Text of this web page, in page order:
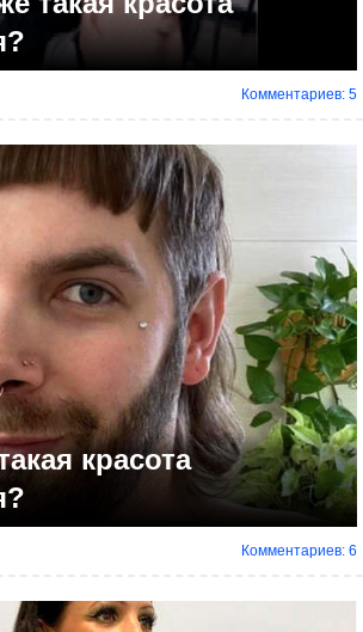
Комментариев: 5
красота
Комментариев: 6